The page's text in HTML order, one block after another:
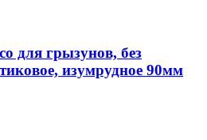
для грызунов, без
изумрудное 90мм